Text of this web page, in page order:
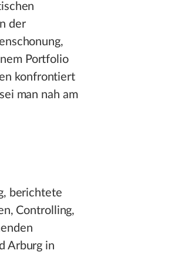
der
Portfolio
konfrontiert
man nah am
berichtete
Controlling,
Arburg in